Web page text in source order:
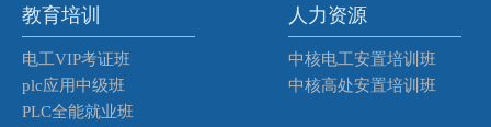
教育培训
电工VIP考证班
plc应用中级班
PLC全能就业班
人力资源
中核电工安置培训班
中核高处安置培训班